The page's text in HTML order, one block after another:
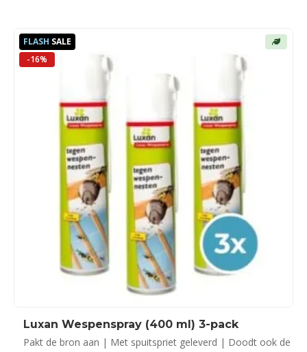
FLASH SALE
-16%
Luxan Wespenspray (400 ml) 3-pack
Pakt de bron aan | Met spuitspriet geleverd | Doodt ook de